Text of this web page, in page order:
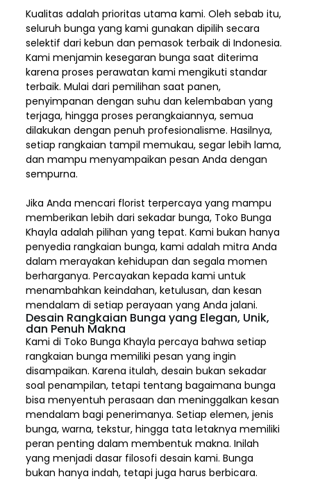
Kualitas adalah prioritas utama kami. Oleh sebab itu,
seluruh bunga yang kami gunakan dipilih secara
selektif dari kebun dan pemasok terbaik di Indonesia.
Kami menjamin kesegaran bunga saat diterima
karena proses perawatan kami mengikuti standar
terbaik. Mulai dari pemilihan saat panen,
penyimpanan dengan suhu dan kelembaban yang
terjaga, hingga proses perangkaiannya, semua
dilakukan dengan penuh profesionalisme. Hasilnya,
setiap rangkaian tampil memukau, segar lebih lama,
dan mampu menyampaikan pesan Anda dengan
sempurna.
Jika Anda mencari florist terpercaya yang mampu
memberikan lebih dari sekadar bunga, Toko Bunga
Khayla adalah pilihan yang tepat. Kami bukan hanya
penyedia rangkaian bunga, kami adalah mitra Anda
dalam merayakan kehidupan dan segala momen
berharganya. Percayakan kepada kami untuk
menambahkan keindahan, ketulusan, dan kesan
mendalam di setiap perayaan yang Anda jalani.
Desain Rangkaian Bunga yang Elegan, Unik,
dan Penuh Makna
Kami di Toko Bunga Khayla percaya bahwa setiap
rangkaian bunga memiliki pesan yang ingin
disampaikan. Karena itulah, desain bukan sekadar
soal penampilan, tetapi tentang bagaimana bunga
bisa menyentuh perasaan dan meninggalkan kesan
mendalam bagi penerimanya. Setiap elemen, jenis
bunga, warna, tekstur, hingga tata letaknya memiliki
peran penting dalam membentuk makna. Inilah
yang menjadi dasar filosofi desain kami. Bunga
bukan hanya indah, tetapi juga harus berbicara.